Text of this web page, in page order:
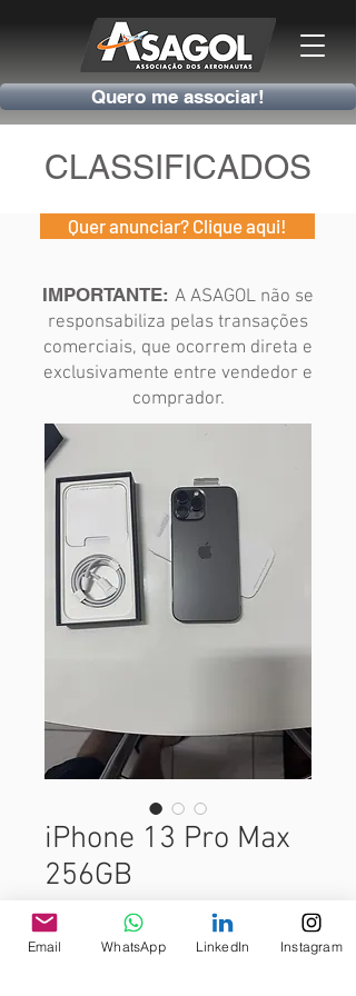
Quero me associar!
CLASSIFICADOS
Quer anunciar? Clique aqui!
IMPORTANTE: A ASAGOL não se
responsabiliza pelas transações
comerciais, que ocorrem direta e
exclusivamente entre vendedor e
comprador.
iPhone 13 Pro Max
256GB
R$ 2.700,00Preço
Email WhatsApp LinkedIn Instagram